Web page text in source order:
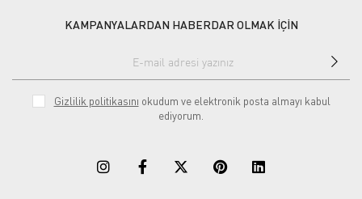
KAMPANYALARDAN HABERDAR OLMAK İÇİN
Gizlilik politikasını okudum ve elektronik posta almayı kabul
ediyorum.